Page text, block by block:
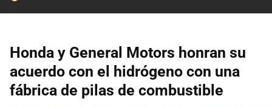
Honda y General Motors honran su
acuerdo con el hidrógeno con una
fábrica de pilas de combustible